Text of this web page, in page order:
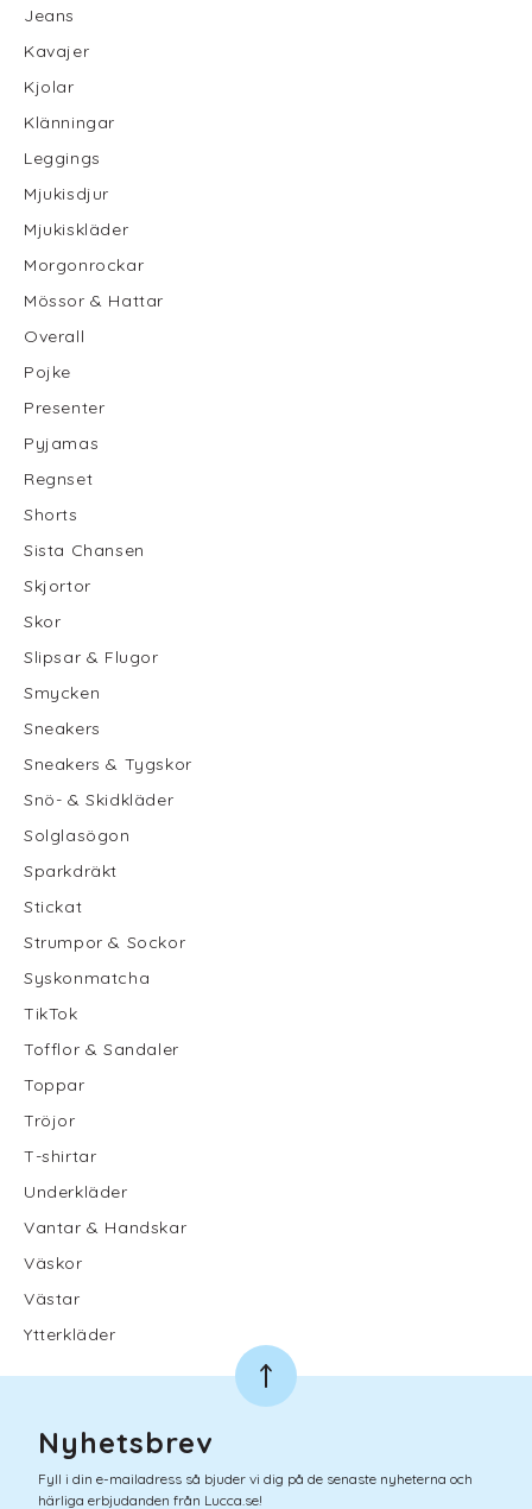
Jeans
Kavajer
Kjolar
Klänningar
Leggings
Mjukisdjur
Mjukiskläder
Morgonrockar
Mössor & Hattar
Overall
Pojke
Presenter
Pyjamas
Regnset
Shorts
Sista Chansen
Skjortor
Skor
Slipsar & Flugor
Smycken
Sneakers
Sneakers & Tygskor
Snö- & Skidkläder
Solglasögon
Sparkdräkt
Stickat
Strumpor & Sockor
Syskonmatcha
TikTok
Tofflor & Sandaler
Toppar
Tröjor
T-shirtar
Underkläder
Vantar & Handskar
Väskor
Västar
Ytterkläder
Nyhetsbrev
Fyll i din e-mailadress så bjuder vi dig på de senaste nyheterna och
härliga erbjudanden från Lucca.se!